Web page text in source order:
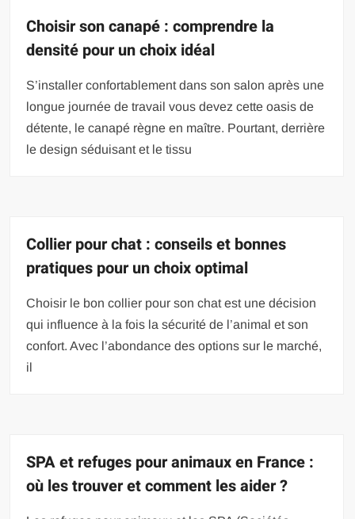
Choisir son canapé : comprendre la
densité pour un choix idéal
S’installer confortablement dans son salon après une
longue journée de travail vous devez cette oasis de
détente, le canapé règne en maître. Pourtant, derrière
le design séduisant et le tissu
Collier pour chat : conseils et bonnes
pratiques pour un choix optimal
Choisir le bon collier pour son chat est une décision
qui influence à la fois la sécurité de l’animal et son
confort. Avec l’abondance des options sur le marché,
il
SPA et refuges pour animaux en France :
où les trouver et comment les aider ?